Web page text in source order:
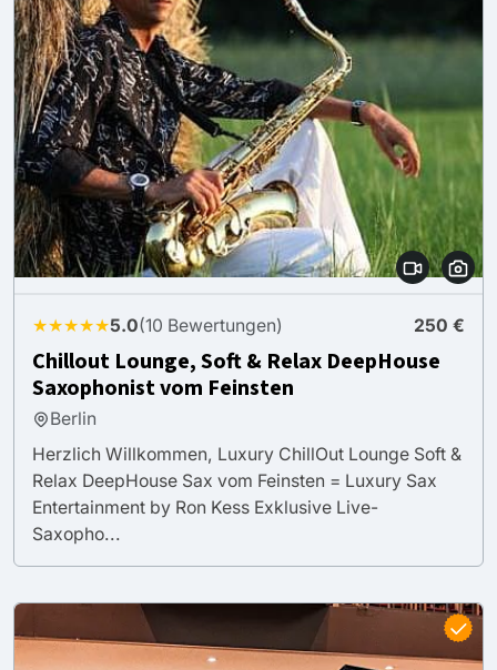
★★★★★5.0(10 Bewertungen) 250 €
Chillout Lounge, Soft & Relax DeepHouse
Saxophonist vom Feinsten
Berlin
Herzlich Willkommen, Luxury ChillOut Lounge Soft &
Relax DeepHouse Sax vom Feinsten = Luxury Sax
Entertainment by Ron Kess Exklusive Live-
Saxopho...